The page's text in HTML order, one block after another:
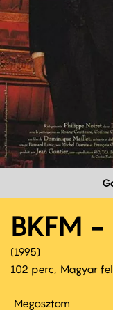
BKFM
1995
102 perc,
Magyar
Megosztom